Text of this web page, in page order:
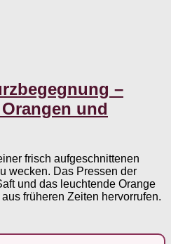
–
und
frisch aufgeschnittenen
wecken. Das Pressen der
und das leuchtende Orange
früheren Zeiten hervorrufen.